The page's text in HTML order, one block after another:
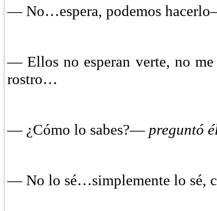
— No…espera, podemos
— Ellos no esperan verte, no
rostro…
— ¿Cómo lo sabes?— preguntó
— No lo sé…simplemente lo sé,